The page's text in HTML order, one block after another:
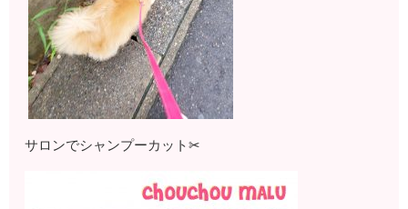
サロンでシャンプーカット✂